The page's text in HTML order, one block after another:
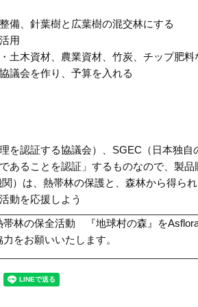
備、針葉樹と広葉樹の混交林にする
用
土木資材、農業資材、竹炭、チップ肥料
議会を作り、予算を入れる
を認証する協議会）、 SGEC （日本独
あることを認証」するものなので、製品
）は、熱帯林の保護と、森林から得ら
動を応援しよう
帯林の保全活動 『地球村の森』を
力をお願いいたします。